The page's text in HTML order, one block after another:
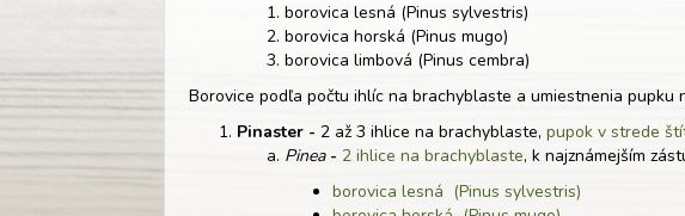
borovica lesná (Pinus sylvestris)
borovica horská (Pinus mugo)
borovica limbová (Pinus cembra)
Borovice podľa počtu ihlíc na brachyblaste a umiestnenia pupku
Pinaster - 2 až 3 ihlice na brachyblaste, pupok v strede
Pinea - 2 ihlice na brachyblaste, k najznámejším
borovica lesná (Pinus sylvestris)